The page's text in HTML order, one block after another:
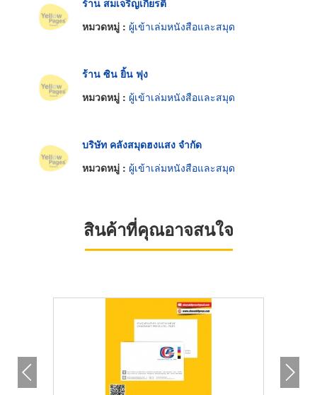
หมวดหมู่ : ผู้เข้าเล่มหนังสือและสมุด
ร้าน ซิน ยิ้น ฟุง
หมวดหมู่ : ผู้เข้าเล่มหนังสือและสมุด
บริษัท คลังสมุดฮงแสง จำกัด
หมวดหมู่ : ผู้เข้าเล่มหนังสือและสมุด
สินค้าที่คุณอาจสนใจ